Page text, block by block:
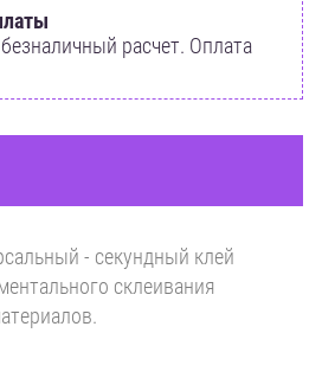
расчет. Оплата
- секундный клей
склеивания